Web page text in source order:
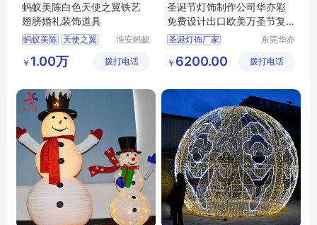
蚂蚁美陈白色天使之翼铁艺
翅膀婚礼装饰道具
蚂蚁美陈 天使之翼
婚礼装饰道具
淮安蚂蚁
制作有限
￥ 1.00万 拨打电话
圣诞节灯饰制作公司华亦彩
免费设计出口欧美万圣节复
活节装饰灯
圣诞灯饰厂家
圣诞工厂 圣诞节装饰
东莞华亦
艺有限公
￥ 6200.00 拨打电话